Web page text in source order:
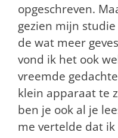
opgeschreven.
gezien mijn
de wat meer
vond ik het ook
vreemde
klein apparaat te
ben je ook al je
me vertelde dat ik